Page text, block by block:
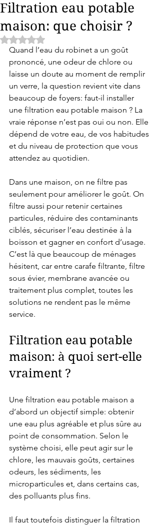
Filtration eau potable
maison: que choisir ?
Noté NaN étoiles sur 5.
Quand l’eau du robinet a un goût
prononcé, une odeur de chlore ou
laisse un doute au moment de remplir
un verre, la question revient vite dans
beaucoup de foyers: faut-il installer
une filtration eau potable maison ? La
vraie réponse n’est pas oui ou non. Elle
dépend de votre eau, de vos habitudes
et du niveau de protection que vous
attendez au quotidien.
Dans une maison, on ne filtre pas
seulement pour améliorer le goût. On
filtre aussi pour retenir certaines
particules, réduire des contaminants
ciblés, sécuriser l’eau destinée à la
boisson et gagner en confort d’usage.
C’est là que beaucoup de ménages
hésitent, car entre carafe filtrante, filtre
sous évier, membrane avancée ou
traitement plus complet, toutes les
solutions ne rendent pas le même
service.
Filtration eau potable
maison: à quoi sert-elle
vraiment ?
Une filtration eau potable maison a
d’abord un objectif simple: obtenir
une eau plus agréable et plus sûre au
point de consommation. Selon le
système choisi, elle peut agir sur le
chlore, les mauvais goûts, certaines
odeurs, les sédiments, les
microparticules et, dans certains cas,
des polluants plus fins.
Il faut toutefois distinguer la filtration